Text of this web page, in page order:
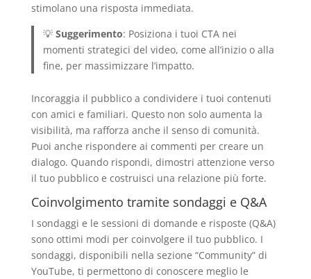
stimolano una risposta immediata.
💡Suggerimento: Posiziona i tuoi CTA nei
momenti strategici del video, come all’inizio o alla
fine, per massimizzare l’impatto.
Incoraggia il pubblico a condividere i tuoi contenuti
con amici e familiari. Questo non solo aumenta la
visibilità, ma rafforza anche il senso di comunità.
Puoi anche rispondere ai commenti per creare un
dialogo. Quando rispondi, dimostri attenzione verso
il tuo pubblico e costruisci una relazione più forte.
Coinvolgimento tramite sondaggi e Q&A
I sondaggi e le sessioni di domande e risposte (Q&A)
sono ottimi modi per coinvolgere il tuo pubblico. I
sondaggi, disponibili nella sezione “Community” di
YouTube, ti permettono di conoscere meglio le